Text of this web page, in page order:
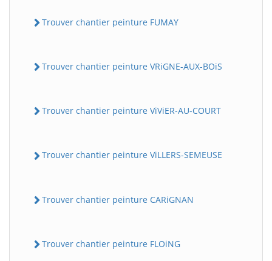
Trouver chantier peinture FUMAY
Trouver chantier peinture VRiGNE-AUX-BOiS
Trouver chantier peinture ViViER-AU-COURT
Trouver chantier peinture ViLLERS-SEMEUSE
Trouver chantier peinture CARiGNAN
Trouver chantier peinture FLOiNG